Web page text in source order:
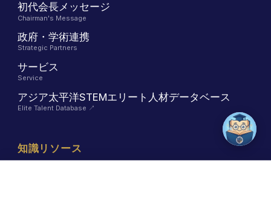
初代会長メッセージ
Chairman's Message
政府・学術連携
Strategic Partners
サービス
Service
アジア太平洋STEMエリート人材データベース
Elite Talent Database ↗
知識リソース